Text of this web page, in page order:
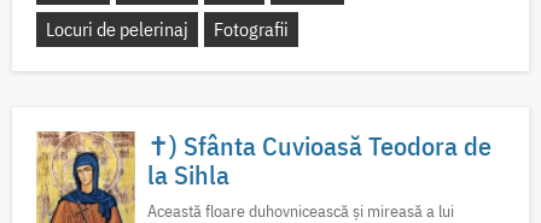
Locuri de pelerinaj
Fotografii
✝) Sfânta Cuvioasă Teodora de
la Sihla
Această floare duhovnicească și mireasă a lui